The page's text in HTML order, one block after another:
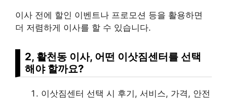
이사 전에 할인 이벤트나 프로모션 등을 활용하면
더 저렴하게 이사를 할 수 있습니다.
2, 활천동 이사, 어떤 이삿짐센터를 선택
해야 할까요?
이삿짐센터 선택 시 후기, 서비스, 가격, 안전